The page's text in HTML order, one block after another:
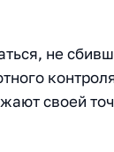
не
своей